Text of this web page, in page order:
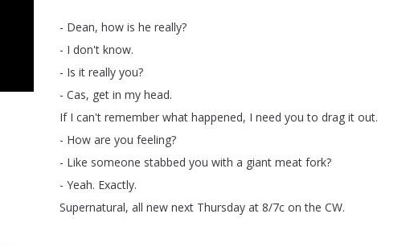
- Dean, how is he really?
- I don't know.
- Is it really you?
- Cas, get in my head.
If I can't remember what happened, I need you to drag it out.
- How are you feeling?
- Like someone stabbed you with a giant meat fork?
- Yeah. Exactly.
Supernatural, all new next Thursday at 8/7c on the CW.